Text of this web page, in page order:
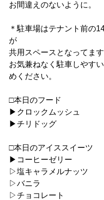
お間違えのないように。
＊駐車場はテナント前の
が
共用スペースとなってます
お気兼ねなく駐車しやす
めください。
□本日のフード
▶︎クロックムッシュ
▶︎チリドッグ
□本日のアイススイーツ
▶︎コーヒーゼリー
▷塩キャラメルナッツ
▷バニラ
▷チョコレート